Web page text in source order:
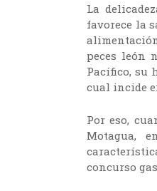
La
favorece la
peces león
Pacífico, su
cual incide
Por eso,
Motagua,
concurso